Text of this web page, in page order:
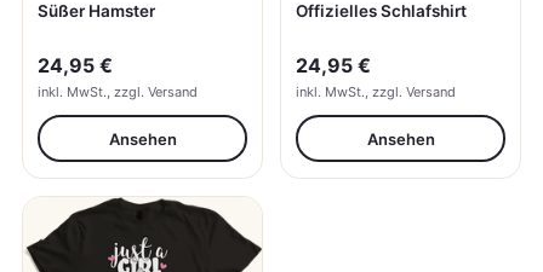
Süßer Hamster
24,95 €
inkl. MwSt., zzgl. Versand
Ansehen
Offizielles Schlafshirt
24,95 €
inkl. MwSt., zzgl. Versand
Ansehen